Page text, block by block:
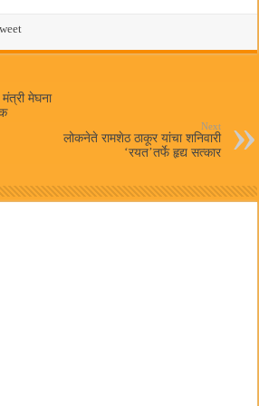
ail
मेघना
Next
लोकनेते रामशेठ ठाकूर यांचा शनिवारी
‘रयत’तर्फे हृद्य सत्कार